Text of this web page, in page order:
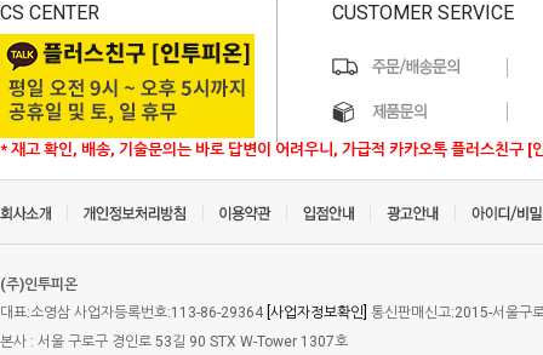
CS CENTER
* 재고 확인, 배송, 기술문의는 바로 답변이 어려우니, 가급적 카카오톡 플러스친구 [
CUSTOMER SERVICE
(주)인투피온
대표:소영삼 사업자등록번호:113-86-29364 [사업자정보확인] 통신판매신고:2015-서울구
본사 : 서울 구로구 경인로 53길 90 STX W-Tower 1307호